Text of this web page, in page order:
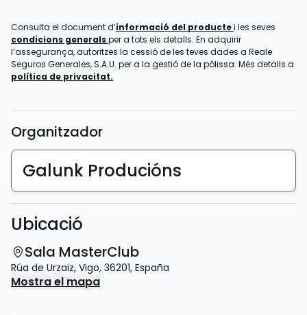
Consulta el document d’informació del productei les seves
condicions generalsper a tots els detalls. En adquirir
l’assegurança, autoritzes la cessió de les teves dades a Reale
Seguros Generales, S.A.U. per a la gestió de la pòlissa. Més detalls a
política de privacitat.
Organitzador
Galunk Producións
Ubicació
Sala MasterClub
Rúa de Urzaiz, Vigo, 36201, España
Mostra el mapa